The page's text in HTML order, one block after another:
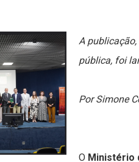
A
pública, foi
Por Simone
O Ministério